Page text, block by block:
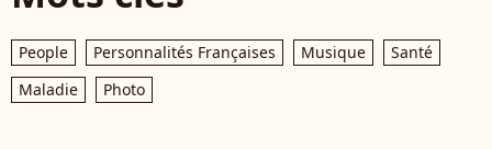
People Personnalités Françaises Musique
Santé
Maladie
Photo